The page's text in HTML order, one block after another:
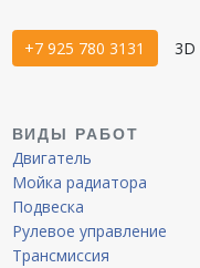
+7 925 780 3131 3D
ВИДЫ РАБОТ
Двигатель
Мойка радиатора
Подвеска
Рулевое управление
Трансмиссия